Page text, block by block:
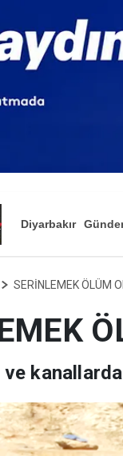
Diyarbakır
SERİNLEMEK ÖLÜM